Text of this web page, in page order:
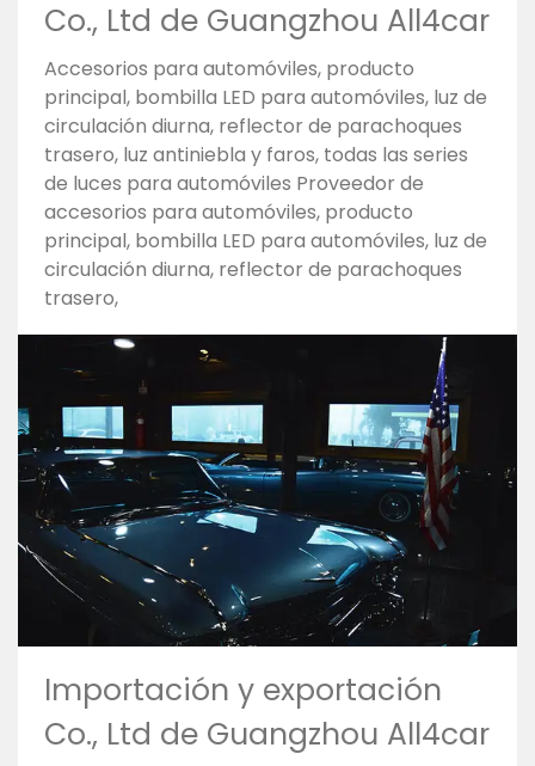
Co., Ltd de Guangzhou All4car
Accesorios para automóviles, producto
principal, bombilla LED para automóviles, luz de
circulación diurna, reflector de parachoques
trasero, luz antiniebla y faros, todas las series
de luces para automóviles Proveedor de
accesorios para automóviles, producto
principal, bombilla LED para automóviles, luz de
circulación diurna, reflector de parachoques
trasero,
Importación y exportación
Co., Ltd de Guangzhou All4car